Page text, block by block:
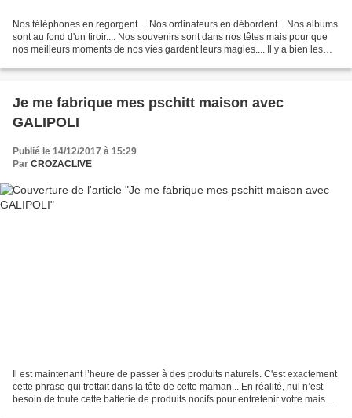
Nos téléphones en regorgent ... Nos ordinateurs en débordent... Nos albums
sont au fond d'un tiroir.... Nos souvenirs sont dans nos têtes mais pour que
nos meilleurs moments de nos vies gardent leurs magies.... Il y a bien les
Je me fabrique mes pschitt maison avec
GALIPOLI
Publié le 14/12/2017 à 15:29
Par CROZACLIVE
Il est maintenant l’heure de passer à des produits naturels. C'est exactement
cette phrase qui trottait dans la tête de cette maman... En réalité, nul n’est
besoin de toute cette batterie de produits nocifs pour entretenir votre maison.